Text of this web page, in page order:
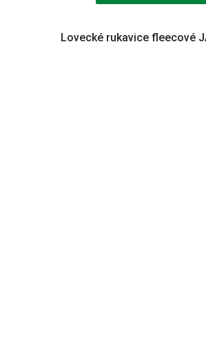
Lovecké rukavice fleecové